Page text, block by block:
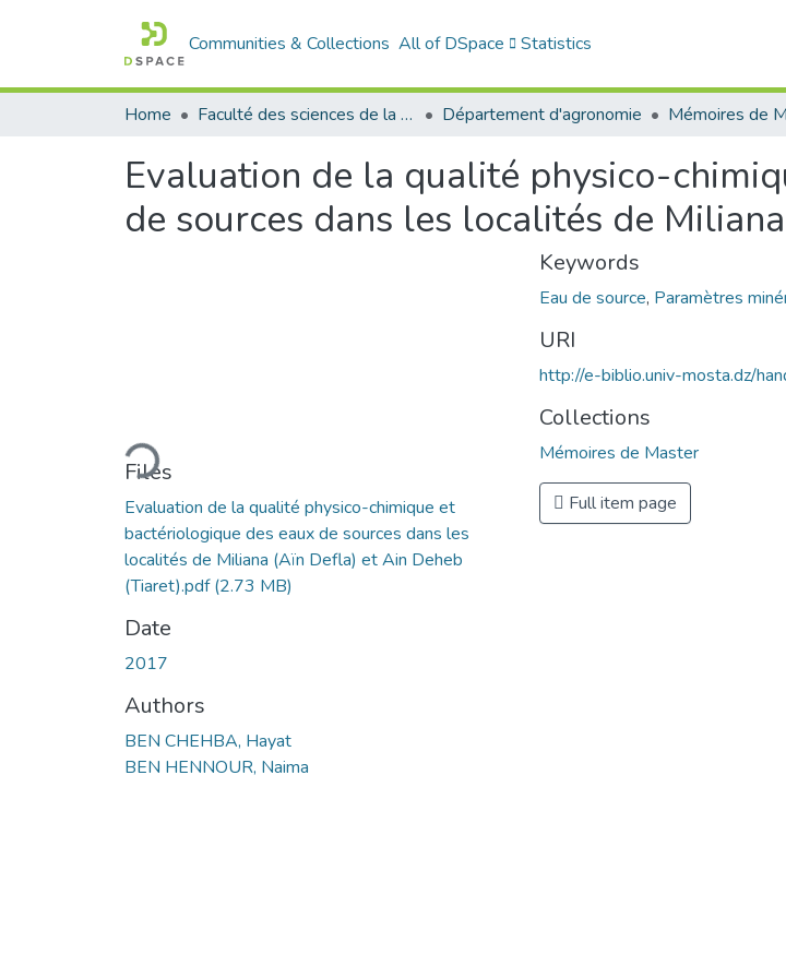
Communities & Collections All of DSpace Statistics
Home Faculté des sciences de la nature et de la vie Département d'agronomie Mémoires de
Evaluation de la qualité physico-
de sources dans les localités de
Loading...
Files
Evaluation de la qualité physico-chimique et
bactériologique des eaux de sources dans les
localités de Miliana (Aïn Defla) et Ain Deheb
(Tiaret).pdf(2.73 MB)
Date
2017
Authors
BEN CHEHBA, Hayat
BEN HENNOUR, Naima
Keywords
Eau de source, Paramètres
URI
http://e-biblio.univ-mosta.dz/
Collections
Mémoires de Master
Full item page